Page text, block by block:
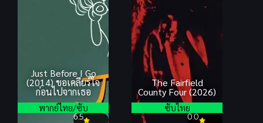
Just Before I Go
(2014) ขอเคลียร์ใจ
ก่อนไปจากเธอ
6.5
พากย์ไทย/ซับ
The Fairfield
County Four (2026)
0.0
ซับไทย